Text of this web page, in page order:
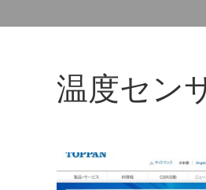
温度セン